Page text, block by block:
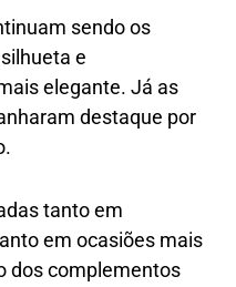
sendo os
e
elegante. Já as
destaque por
tanto em
em ocasiões mais
dos complementos